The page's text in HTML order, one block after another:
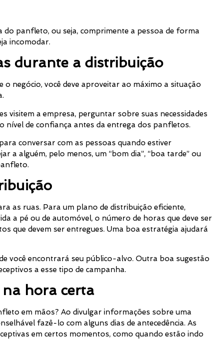
panfleto, ou seja, comprimente a pessoa de forma
incomodar.
durante a distribuição
negócio, você deve aproveitar ao máximo a situação
visitem a empresa, perguntar sobre suas necessidades
nível de confiança antes da entrega dos panfletos.
conversar com as pessoas quando estiver
a alguém, pelo menos, um “bom dia”, “boa tarde” ou
as ruas. Para um plano de distribuição eficiente,
a pé ou de automóvel, o número de horas que deve ser
que devem ser entregues. Uma boa estratégia ajudará
você encontrará seu público-alvo. Outra boa sugestão
a esse tipo de campanha.
hora certa
em mãos? Ao divulgar informações sobre uma
fazê-lo com alguns dias de antecedência. As
em certos momentos, como quando estão indo